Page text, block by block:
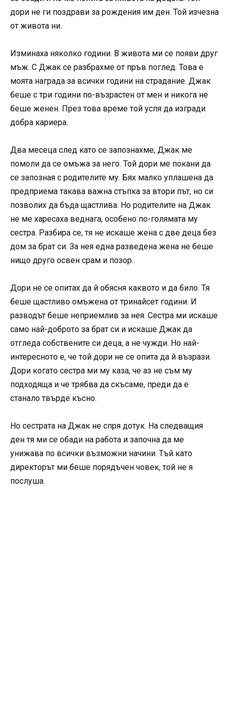
дори не ги поздрави за рождения им ден. Той изчезна
от живота ни.
Изминаха няколко години. В живота ми се появи друг
мъж. С Джак се разбрахме от пръв поглед. Това е
моята награда за всички години на страдание. Джак
беше с три години по-възрастен от мен и никога не
беше женен. През това време той успя да изгради
добра кариера.
Два месеца след като се запознахме, Джак ме
помоли да се омъжа за него. Той дори ме покани да
се запозная с родителите му. Бях малко уплашена да
предприема такава важна стъпка за втори път, но си
позволих да бъда щастлива. Но родителите на Джак
не ме харесаха веднага, особено по-голямата му
сестра. Разбира се, тя не искаше жена с две деца без
дом за брат си. За нея една разведена жена не беше
нищо друго освен срам и позор.
Дори не се опитах да й обясня каквото и да било. Тя
беше щастливо омъжена от тринайсет години. И
разводът беше неприемлив за нея. Сестра ми искаше
само най-доброто за брат си и искаше Джак да
отгледа собствените си деца, а не чужди. Но най-
интересното е, че той дори не се опита да й възрази.
Дори когато сестра ми му каза, че аз не съм му
подходяща и че трябва да скъсаме, преди да е
станало твърде късно.
Но сестрата на Джак не спря дотук. На следващия
ден тя ми се обади на работа и започна да ме
унижава по всички възможни начини. Тъй като
директорът ми беше порядъчен човек, той не я
послуша.